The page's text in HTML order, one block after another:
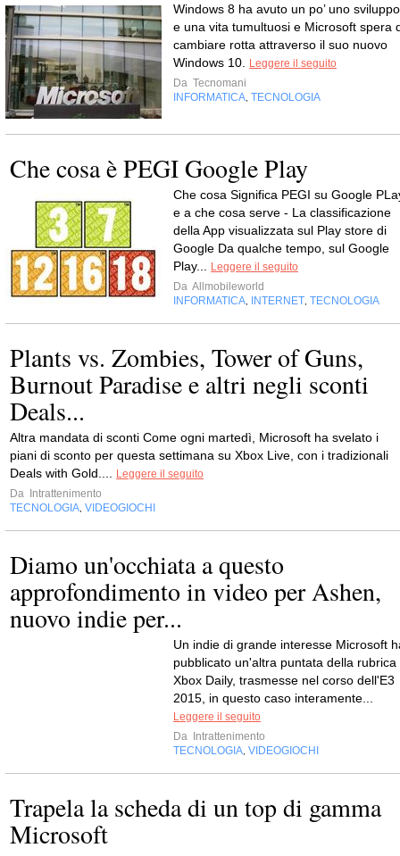
Windows 8 ha avuto un po’ uno sviluppo
e una vita tumultuosi e Microsoft spera
cambiare rotta attraverso il suo nuovo
Windows 10.
Leggere il seguito
Da Tecnomani
INFORMATICA TECNOLOGIA
Che cosa è PEGI Google Play
Che cosa Significa PEGI su Google
e a che cosa serve - La classificazione
della App visualizzata sul Play store di
Google Da qualche tempo, sul Google
Play...
Leggere il seguito
Da Allmobileworld
INFORMATICA
INTERNET TECNOLOGIA
Plants vs. Zombies, Tower of Guns,
Burnout Paradise e altri negli sconti
Deals...
Altra mandata di sconti Come ogni martedì, Microsoft ha svelato i
piani di sconto per questa settimana su Xbox Live, con i tradizionali
Deals with Gold....
Leggere il seguito
Da
Intrattenimento
TECNOLOGIA VIDEOGIOCHI
Diamo un'occhiata a questo
approfondimento in video per Ashen,
nuovo indie per...
Un indie di grande interesse Microsoft
pubblicato un'altra puntata della rubrica
Xbox Daily, trasmesse nel corso dell'E3
2015, in questo caso interamente...
Leggere il seguito
Da
Intrattenimento
TECNOLOGIA VIDEOGIOCHI
Trapela la scheda di un top di gamma
Microsoft